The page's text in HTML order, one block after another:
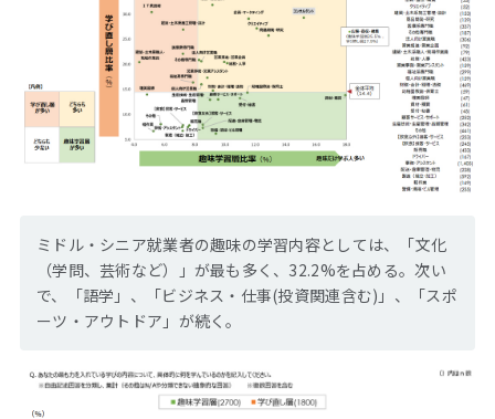
ミドル・シニア就業者の趣味の学習内容としては、「文化
（学問、芸術など）」が最も多く、32.2%を占める。次い
で、「語学」、「ビジネス・仕事(投資関連含む)」、「スポ
ーツ・アウトドア」が続く。